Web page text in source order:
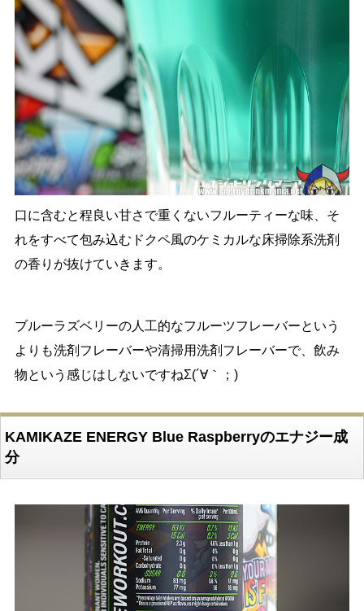
口に含むと程良い甘さで重くないフルーティーな味、そ
れをすべて包み込むドクペ風のケミカルな床掃除系洗剤
の香りが抜けていきます。
ブルーラズベリーの人工的なフルーツフレーバーという
よりも洗剤フレーバーや清掃用洗剤フレーバーで、飲み
物という感じはしないですねΣ(´∀｀；)
KAMIKAZE ENERGY Blue Raspberryのエナジー成
分